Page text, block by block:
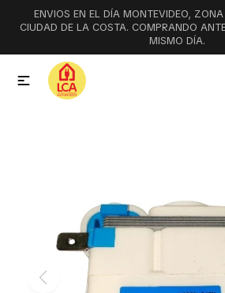
ENVIOS EN EL DÍA MONTEVIDEO,
CIUDAD DE LA COSTA. COMPRANDO
MISMO DÍA.

Menú
Lavadoras y lavavajillas